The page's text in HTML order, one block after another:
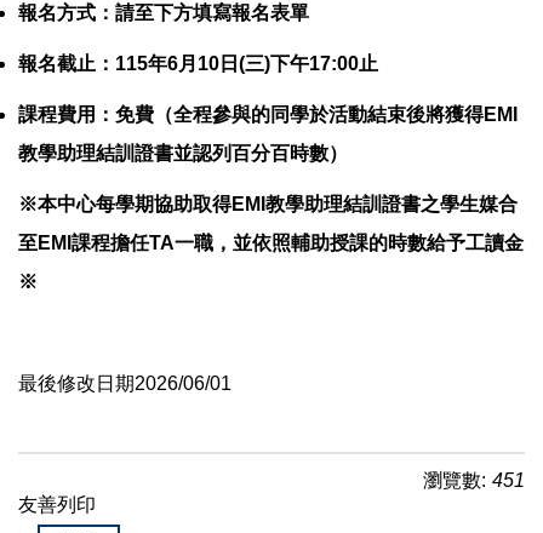
報名方式：請至下方填寫報名表單
報名截止：115年6月10日(三)下午17:00止
課程費用：免費（全程參與的同學於活動結束後將獲得EMI
教學助理結訓證書並認列百分百時數）
※本中心每學期協助取得EMI教學助理結訓證書之學生媒合
至EMI課程擔任TA一職，並依照輔助授課的時數給予工讀金
※
最後修改日期2026/06/01
瀏覽數: 451
友善列印